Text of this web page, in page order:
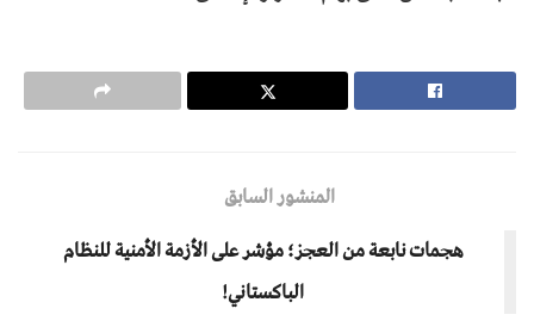
المنشور السابق
هجمات نابعة من العجز؛ مؤشر على الأزمة الأمنية للنظام
الباكستاني!